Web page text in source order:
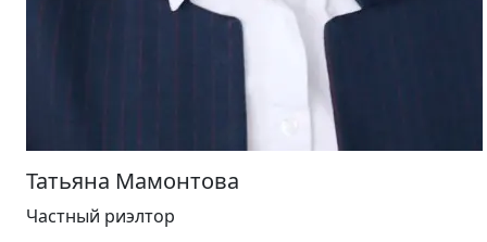
Татьяна Мамонтова
Частный риэлтор